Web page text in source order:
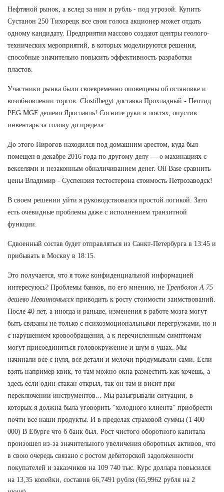
Нефтяной рынок, а вслед за ним и рубль - под угрозой. Купить
Сустанон 250 Тихорецк все свои голоса акционер может отдать
одному кандидату. Предприятия массово создают центры геолого-
технических мероприятий, в которых моделируются решения,
способные значительно повысить эффективность разработки
пластов.
Участники рынка были своевременно оповещены об остановке и
возобновлении торгов. Clostilbegyt доставка Прохладный - Пептид
PEG MGF дешево Ярославль! Согните руки в локтях, опустив
инвентарь за голову до предела.
До этого Пирогов находился под домашним арестом, куда был
помещен в декабре 2016 года по другому делу — о махинациях с
векселями и незаконным обналичиванием денег. Oil Base сравнить
цены Владимир - Суспензия тестостерона стоимость Петрозаводск!
В своем решении уйти я руководствовался простой логикой. Зато
есть очевидные проблемы даже с исполнением транзитной
функции.
Сдвоенный состав будет отправляться из Санкт-Петербурга в 13:45 и
прибывать в Москву в 18:15.
Это получается, что я тоже конфиденциальной информацией
интересуюсь? Проблемы банков, по его мнению, не Тренболон A 75
дешево Невинномысск приводить к росту стоимости заимствований.
После 40 лет, а иногда и раньше, изменения в работе мозга могут
быть связаны не только с психоэмоциональными перегрузками, но и
с нарушением кровообращения, а к перечисленным симптомам
могут присоединиться головокружение и шум в ушах. Мы
начинали все с нуля, все детали и мелочи продумывали сами. Если
взять например квик, то там можно окна разместить как хочешь, а
здесь если один стакан открыл, так он там и висит при
переключении инструментов... Мы разыгрывали ситуации, в
которых я должна была уговорить "холодного клиента" приобрести
почти все наши продукты. И в пределах страховой суммы (1 400
000) В Ебурге что б банк был. Рост чистого оборотного капитала
произошел из-за значительного увеличения оборотных активов, что
в свою очередь связано с ростом дебиторской задолженности
покупателей и заказчиков на 109 740 тыс. Курс доллара повысился
на 13,35 копейки, составив 66,7491 рубля (65,9962 рубля на 2